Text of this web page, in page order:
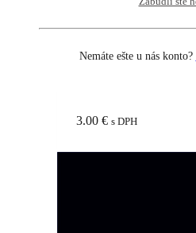
3.00 € s DPH
Nemáte ešte u nás konto?